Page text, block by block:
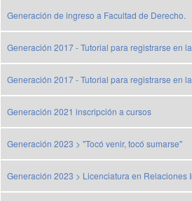
Generación de ingreso a Facultad de Derecho.
Generación 2017 - Tutorial para registrarse en
Generación 2017 - Tutorial para registrarse en
Generación 2021 inscripción a cursos
Generación 2023 > "Tocó venir, tocó sumarse"
Generación 2023 > Licenciatura en Relaciones